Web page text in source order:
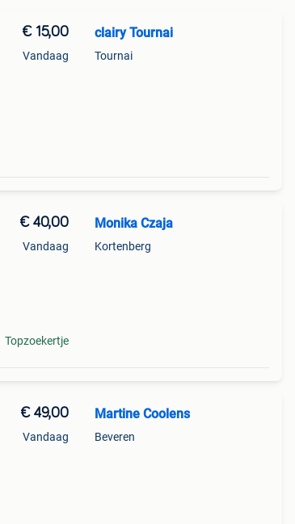
€ 15,00
Vandaag
clairy Tournai
Tournai
€ 40,00
Vandaag
Topzoekertje
Monika Czaja
Kortenberg
€ 49,00
Vandaag
Martine Coolens
Beveren